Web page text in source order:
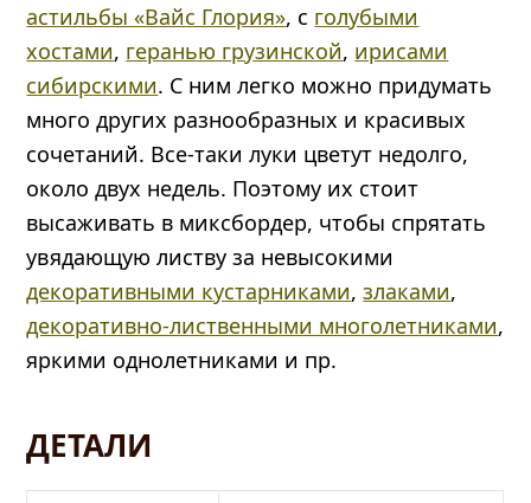
астильбы «Вайс Глория», с голубыми
хостами, геранью грузинской, ирисами
сибирскими. С ним легко можно придумать
много других разнообразных и красивых
сочетаний. Все-таки луки цветут недолго,
около двух недель. Поэтому их стоит
высаживать в миксбордер, чтобы спрятать
увядающую листву за невысокими
декоративными кустарниками,злаками,
декоративно-лиственными многолетниками,
яркими однолетниками и пр.
ДЕТАЛИ